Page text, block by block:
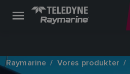
Raymarine Vores produkter